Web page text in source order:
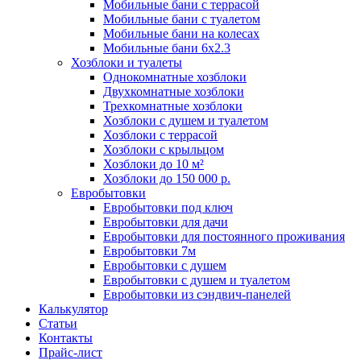
Мобильные бани с террасой
Мобильные бани с туалетом
Мобильные бани на колесах
Мобильные бани 6х2.3
Хозблоки и туалеты
Однокомнатные хозблоки
Двухкомнатные хозблоки
Трехкомнатные хозблоки
Хозблоки с душем и туалетом
Хозблоки с террасой
Хозблоки с крыльцом
Хозблоки до 10 м²
Хозблоки до 150 000 р.
Евробытовки
Евробытовки под ключ
Евробытовки для дачи
Евробытовки для постоянного проживания
Евробытовки 7м
Евробытовки с душем
Евробытовки с душем и туалетом
Евробытовки из сэндвич-панелей
Калькулятор
Статьи
Контакты
Прайс-лист